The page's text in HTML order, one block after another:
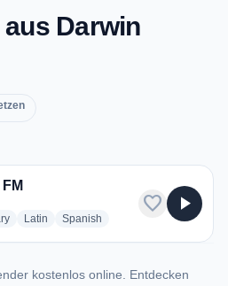
Darwin
radio stations
Latin radio stations
Spanish
favorite play_arrow
kostenlos online. Entdecken